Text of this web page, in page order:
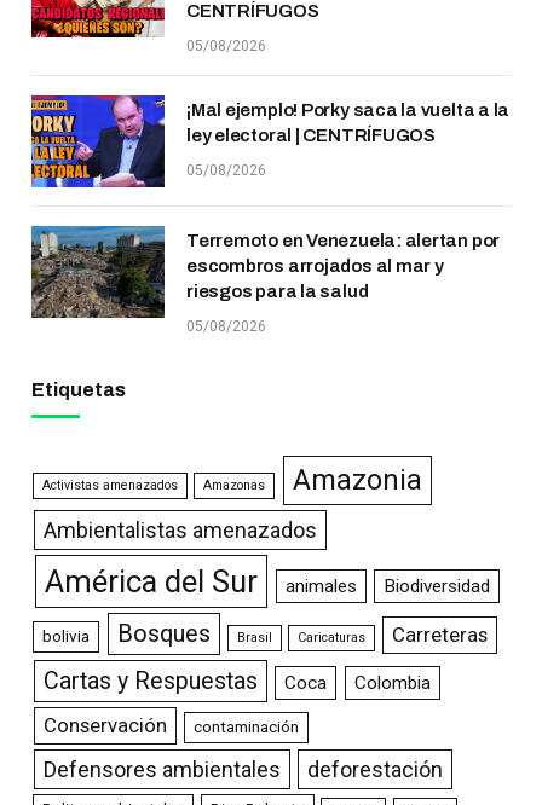
CENTRÍFUGOS
05/08/2026
¡Mal ejemplo! Porky saca la vuelta a la
ley electoral | CENTRÍFUGOS
05/08/2026
Terremoto en Venezuela: alertan por
escombros arrojados al mar y
riesgos para la salud
05/08/2026
Etiquetas
Activistas amenazados Amazonas Amazonia
Ambientalistas amenazados
América del Sur animales Biodiversidad
bolivia Bosques Brasil Caricaturas Carreteras
Cartas y Respuestas Coca Colombia
Conservación contaminación
Defensores ambientales deforestación